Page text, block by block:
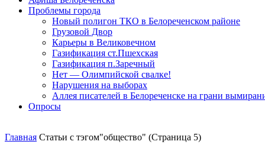
Проблемы города
Новый полигон ТКО в Белореченском районе
Грузовой Двор
Карьеры в Великовечном
Газификация ст.Пшехская
Газификация п.Заречный
Нет — Олимпийской свалке!
Нарушения на выборах
Аллея писателей в Белореченске на грани
Опросы
Главная Статьи с тэгом"общество" (Страница 5)